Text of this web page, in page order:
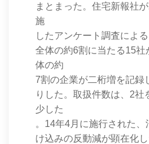
まとまった。住宅新報社
施
したアンケート調査によ
全体の約6割に当たる15社
体の約
7割の企業が二桁増を記録
りした。取扱件数は、2社
少した
。14年4月に施行された、
け込みの反動減が顕在化し